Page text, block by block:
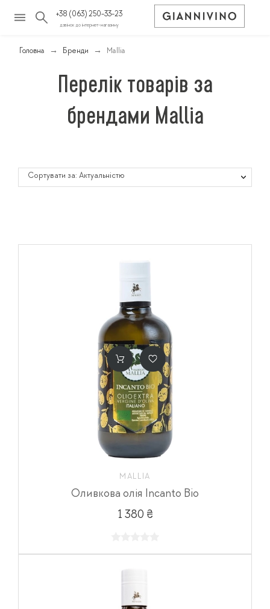
+38 (063) 250-33-23
дзвінок до інтернет-магазину
Головна Бренди Mallia
Перелік товарів за
брендами Mallia
Сортувати за: Актуальністю
MALLIA
Оливкова олія Incanto Bio
1 380 ₴